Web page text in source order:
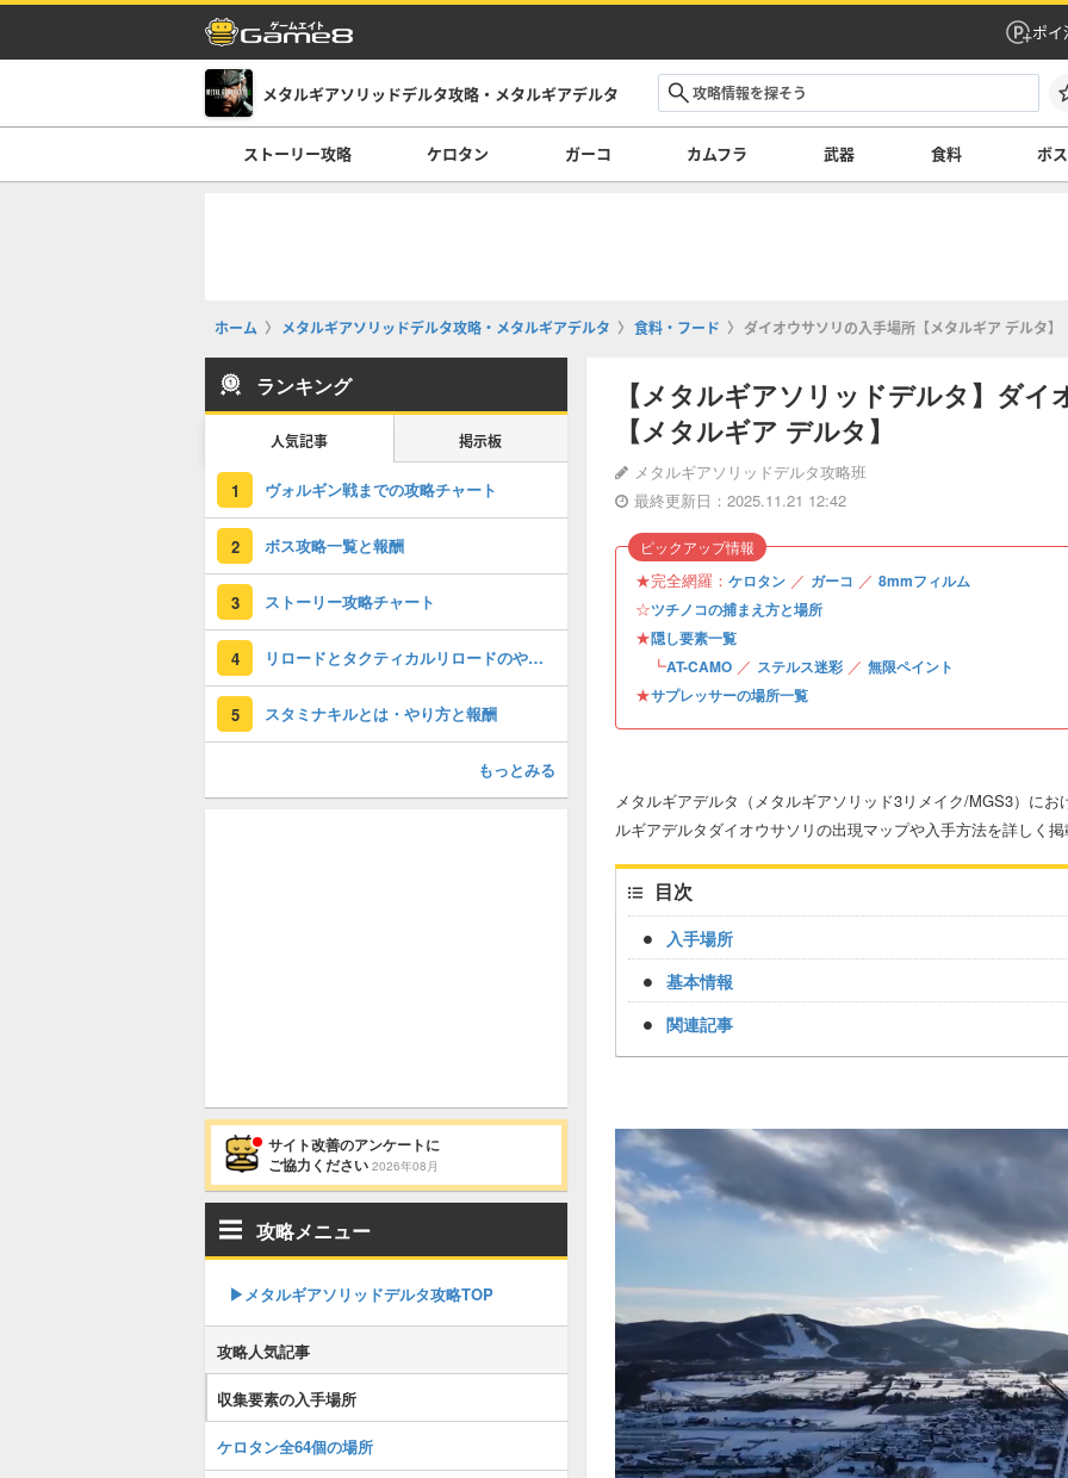
ポイ
メタルギアソリッドデルタ攻略・メタルギアデルタ
ストーリー攻略 ケロタン ガーコ カムフラ 武器 食料 ボ
ホーム メタルギアソリッドデルタ攻略・メタルギアデルタ 食料・フード ダイオウサソリの入手場所【メタルギア デルタ】
【メタルギアソリッドデルタ】ダ
【メタルギア デルタ】
メタルギアソリッドデルタ攻略班
最終更新日：2025.11.21 12:42
★完全網羅： ケロタン ／ ガーコ ／ 8mmフィルム
☆ツチノコの捕まえ方と場所
★隠し要素一覧
┗AT-CAMO ／ ステルス迷彩 ／ 無限ペイント
★サプレッサーの場所一覧
ピックアップ情報
メタルギアデルタ（メタルギアソリッド3リメイク/MGS3）に
ルギアデルタダイオウサソリの出現マップや入手方法を詳しく
目次
入手場所
基本情報
関連記事
ランキング
人気記事 掲示板
1 ヴォルギン戦までの攻略チャート
2 ボス攻略一覧と報酬
3 ストーリー攻略チャート
4 リロードとタクティカルリロードのやり方
5 スタミナキルとは・やり方と報酬
もっとみる
サイト改善のアンケートに
ご協力ください 2026年08月
攻略メニュー
▶︎メタルギアソリッドデルタ攻略TOP
攻略人気記事
収集要素の入手場所
ケロタン全64個の場所